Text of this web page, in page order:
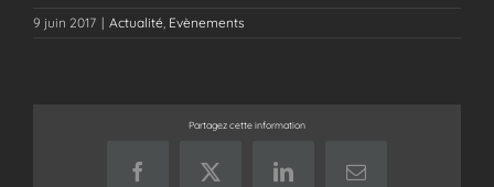
9 juin 2017 | Actualité Evènements
Partagez cette information
FacebookX LinkedInEmail